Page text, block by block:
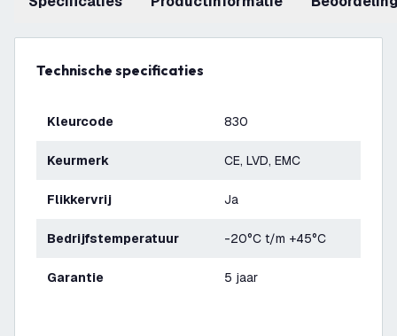
Technische specificaties
Kleurcode 830
Keurmerk CE, LVD, EMC
Flikkervrij Ja
Bedrijfstemperatuur -20°C t/m +45°C
Garantie 5 jaar